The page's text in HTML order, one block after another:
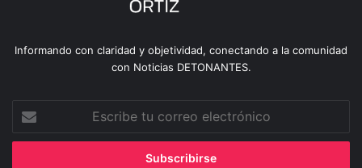
Informando con claridad y objetividad, conectando a la comunidad
con Noticias DETONANTES.
correo